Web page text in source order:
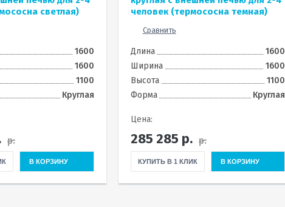
светлая)
1600
1600
1100
Круглая
р.
В КОРЗИНУ
человек (термососна темная)
Сравнить
Длина
1600
Ширина
1600
Высота
1100
Форма
Круглая
Цена:
285 285 р. р.
КУПИТЬ В 1 КЛИК В КОРЗИНУ